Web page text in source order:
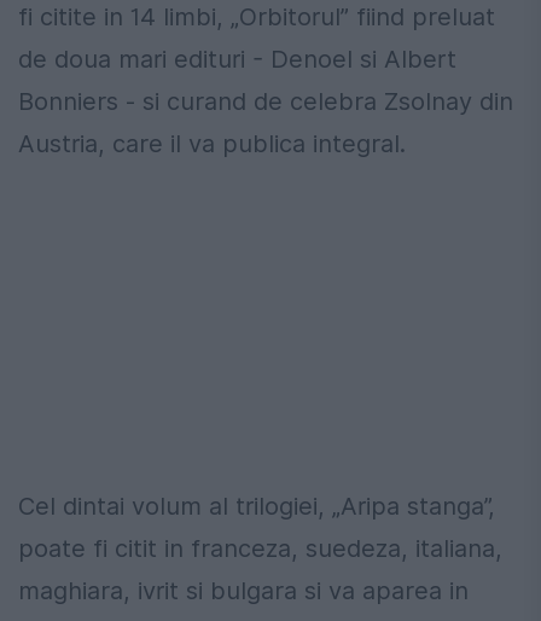
fi citite in 14 limbi, „Orbitorul” fiind preluat
de doua mari edituri - Denoel si Albert
Bonniers - si curand de celebra Zsolnay din
Austria, care il va publica integral.
Cel dintai volum al trilogiei, „Aripa stanga”,
poate fi citit in franceza, suedeza, italiana,
maghiara, ivrit si bulgara si va aparea in